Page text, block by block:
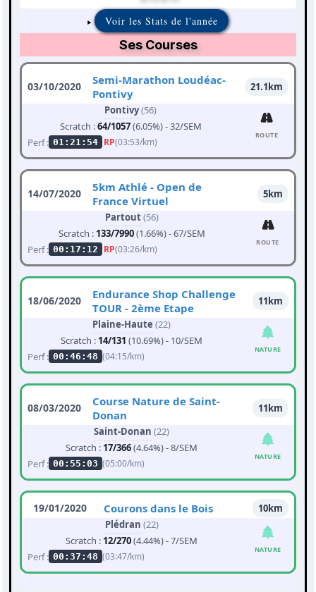
Voir les Stats de l'année
Ses Courses
03/10/2020
Semi-Marathon Loudéac-
Pontivy
21.1km
Pontivy(56)
Scratch :64/1057(6.05%) - 32/SEM
Perf : 01:21:54 RP(03:53/km)
ROUTE
14/07/2020
5km Athlé - Open de
France Virtuel
5km
Partout(56)
Scratch : 133/7990(1.66%) - 67/SEM
Perf : 00:17:12 RP(03:26/km)
ROUTE
18/06/2020
Endurance Shop Challenge
TOUR - 2ème Etape
11km
Plaine-Haute (22)
Scratch : 14/131 (10.69%) - 10/SEM
Perf : 00:46:48 (04:15/km)
NATURE
08/03/2020
Course Nature de Saint-
Donan
11km
Saint-Donan (22)
Scratch : 17/366(4.64%) - 8/SEM
Perf : 00:55:03 (05:00/km)
NATURE
19/01/2020 Courons dans le Bois
10km
Plédran (22)
Scratch : 12/270(4.44%) - 7/SEM
Perf : 00:37:48 (03:47/km)
NATURE